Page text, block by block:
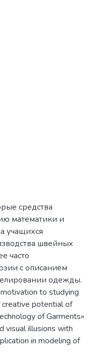
средства
математики и
учащихся
швейных
часто
с описанием
одежды.
to studying
potential of
of Garments»
visual illusions with
in modeling of